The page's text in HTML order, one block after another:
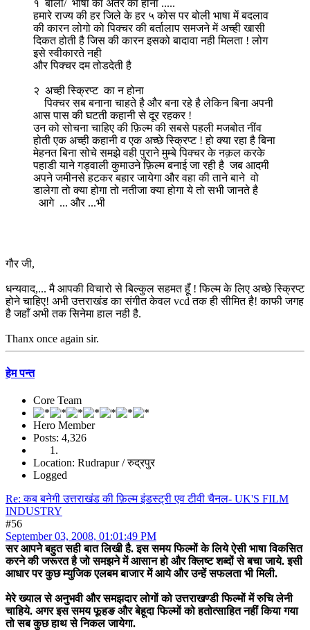
१ बोली/ भाषा का अंतर का होना .....
हमारे राज्य की हर जिले के हर ५ कोस पर बोली भाषा में बदलाव
की कारन लोगो को पिक्चर की बर्तालाप समजने में अच्ही खासी
दिकत होती है जिस की कारन इसको बादावा नही मिलता ! लोग
इसे स्वीकारते नही
और पिक्चर दम तोडदेती है
२ अच्ही स्क्रिप्ट का न होना
पिक्चर सब बनाना चाहते है और बना रहे है लेकिन बिना अपनी
आस पास की घटती कहानी से दूर रहकर !
उन को सोचना चाहिए की फ़िल्म की सबसे पहली मजबोत नींव
होती एक अच्ही कहानी व एक अच्छे स्क्रिप्ट ! हो क्या रहा है बिना
मेहनत बिना सोचे समझे वही पुराने मुम्बे पिक्चर के नक़ल करके
पहाडी याने गड्वाली कुमाउने फ़िल्म बनाई जा रही है जब आदमी
अपने जमीनसे हटकर बहार जायेगा और वहा की ताने बाने वो
डालेगा तो क्या होगा तो नतीजा क्या होगा ये तो सभी जानते है
आगे ... और ...भी
गौर जी,
धन्यवाद,... मै आपकी विचारो से बिल्कुल सहमत हूँ ! फिल्म के लिए अच्छे स्क्रिप्ट
होने चाहिए! अभी उत्तराखंड का संगीत केवल vcd तक ही सीमित है! काफी जगह
है जहाँ अभी तक सिनेमा हाल नही है.
Thanx once again sir.
हेम पन्त
Core Team
Hero Member
Posts: 4,326
Location: Rudrapur / रुद्रपुर
Logged
Re: कब बनेगी उत्तराखंड की फ़िल्म इंडस्ट्री एव टीवी चैनल- UK'S FILM
INDUSTRY
#56
September 03, 2008, 01:01:49 PM
सर आपने बहुत सही बात लिखी है. इस समय फिल्मों के लिये ऐसी भाषा विकसित
करने की जरूरत है जो समझने में आसान हो और क्लिष्ट शब्दों से बचा जाये. इसी
आधार पर कुछ म्युजिक एलबम बाजार में आये और उन्हें सफलता भी मिली.
मेरे ख्याल से अनुभवी और समझदार लोगों को उत्तराखण्डी फिल्मों में रुचि लेनी
चाहिये. अगर इस समय फूहङ और बेहूदा फिल्मों को हतोत्साहित नहीं किया गया
तो सब कुछ हाथ से निकल जायेगा.